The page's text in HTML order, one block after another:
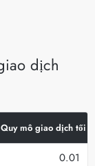
dịch
Quy mô giao dịch tối
0.01